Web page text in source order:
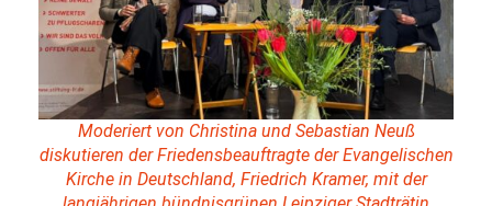
Moderiert von Christina und Sebastian Neuß
diskutieren der Friedensbeauftragte der Evangelischen
Kirche in Deutschland, Friedrich Kramer, mit der